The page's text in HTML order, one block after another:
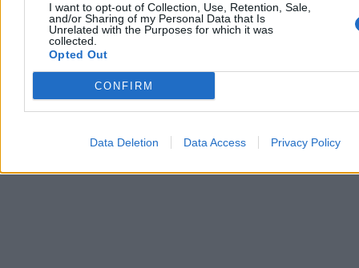
I want to opt-out of Collection, Use, Retention, Sale,
and/or Sharing of my Personal Data that Is
Unrelated with the Purposes for which it was
collected.
Opted Out
CONFIRM
Data Deletion Data Access Privacy Policy
Końcowa wygoda użytkownika opiera się więc na obniżeniu
bezpieczeństwa i stabilności pozostałych uczestników rynku.
jest model, w którym nikt nie ponosi pełnego kosztu usługi
ktoś zawsze go pokrywa.
Reklama